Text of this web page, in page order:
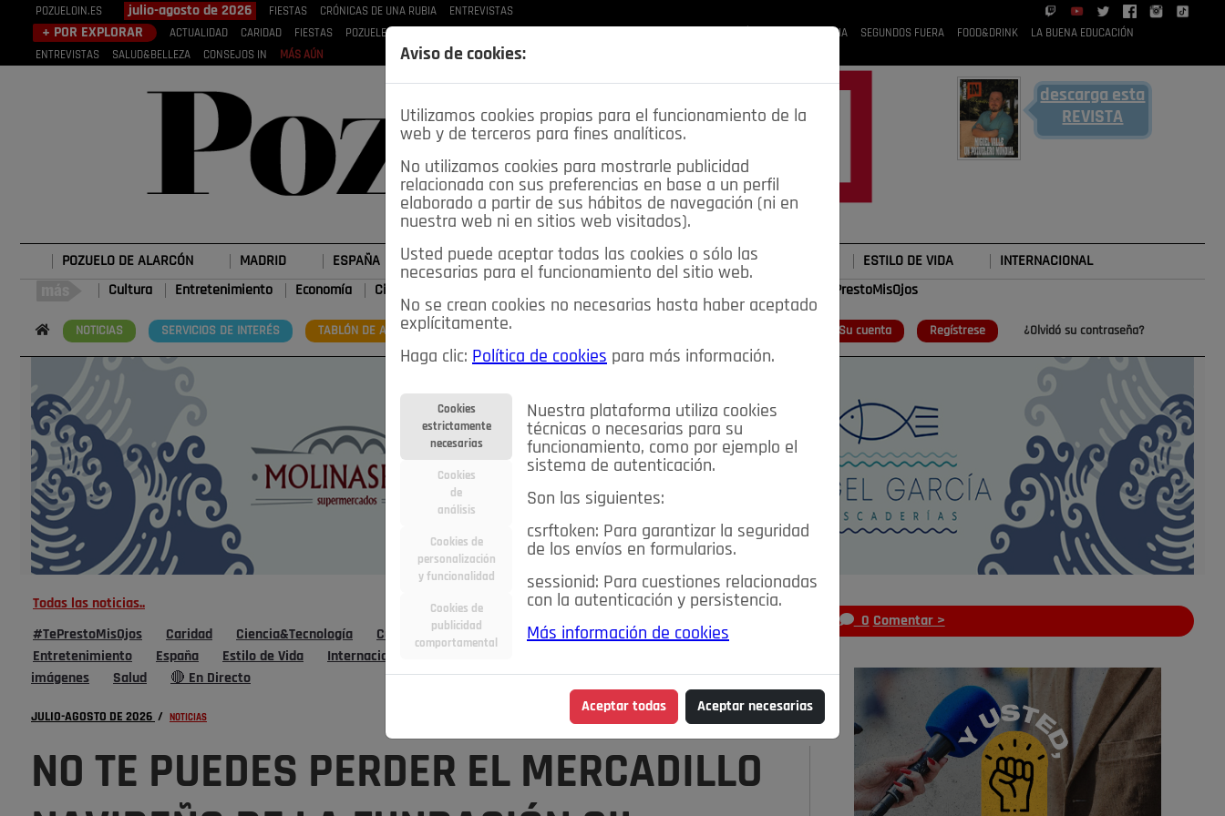
POZUELOIN.ES julio-agosto de 2026 FIESTAS CRÓNICAS DE UNA RUBIA ENTREVISTAS
+ POR EXPLORAR ACTUALIDAD CARIDAD FIESTAS POZUELEROS CRÓNICAS DE UNA RUBIA SEGUNDOS FUERA FOOD&DRINK
LA BUENA EDUCACIÓN
ENTREVISTAS
SALUD&BELLEZA CONSEJOS IN MÁS AÚN
descarga esta
REVISTA
POZUELO DE ALARCÓN MADRID ESPAÑA DEPORTES OPINIÓN IN SALUD 🔴 EN DIRECTO ESTILO DE VIDA INTERNACIONAL
Cultura Entretenimiento Economía Ciencia&Tecnología #TePrestoMisOjos
NOTICIAS SERVICIOS DE INTERÉS TABLÓN DE ANUNCIOS MIS ANUNCIOS Su cuenta Regístrese ¿Olvidó su contraseña?
Todas las noticias..
#TePrestoMisOjos Caridad Ciencia&Tecnología Cultura Deportes Economía
Educación
Entretenimiento
España Estilo de Vida Internacional
imágenes
Salud 🔴 En Directo
JULIO-AGOSTO DE 2026 / NOTICIAS
NO TE PUEDES PERDER EL MERCADILLO
0 Comentar >
Aviso de cookies:
Utilizamos cookies propias para el funcionamiento de la
web y de terceros para fines analíticos.
No utilizamos cookies para mostrarle publicidad
relacionada con sus preferencias en base a un perfil
elaborado a partir de sus hábitos de navegación (ni en
nuestra web ni en sitios web visitados).
Usted puede aceptar todas las cookies o sólo las
necesarias para el funcionamiento del sitio web.
No se crean cookies no necesarias hasta haber aceptado
explícitamente.
Haga clic: Política de cookies para más información.
Cookies
estrictamente
necesarias
Cookies
de
análisis
Cookies de
personalización
y funcionalidad
Cookies de
publicidad
comportamental
Nuestra plataforma utiliza cookies
técnicas o necesarias para su
funcionamiento, como por ejemplo el
sistema de autenticación.
Son las siguientes:
csrftoken: Para garantizar la seguridad
de los envíos en formularios.
sessionid: Para cuestiones relacionadas
con la autenticación y persistencia.
Más información de cookies
Aceptar todas Aceptar necesarias